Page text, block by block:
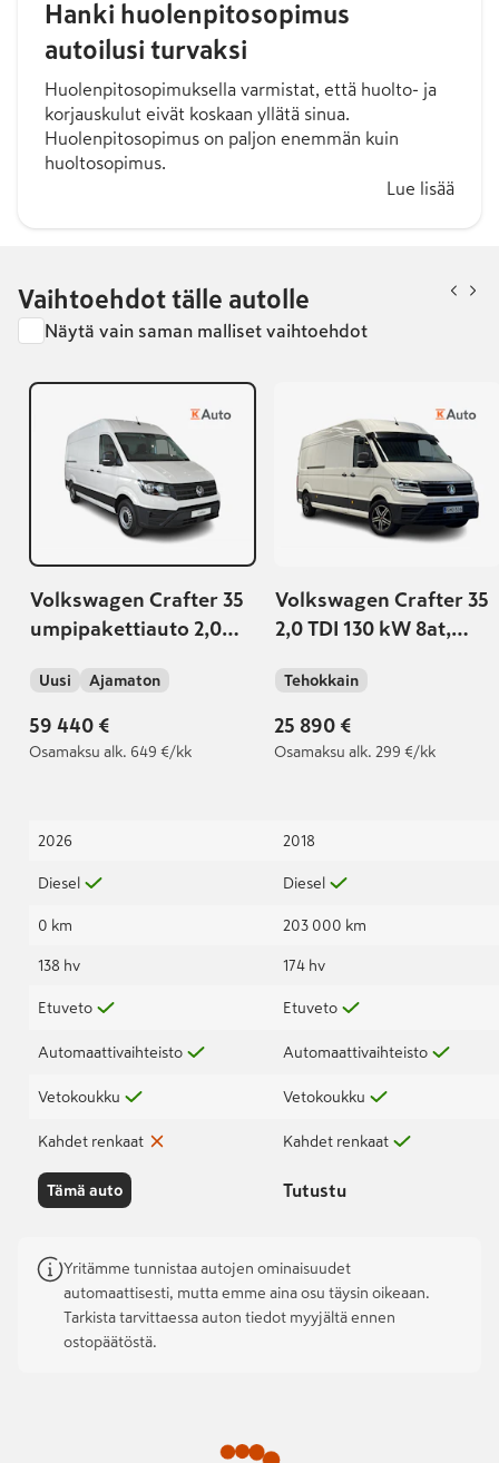
Hanki huolenpitosopimus
autoilusi turvaksi
Huolenpitosopimuksella varmistat, että huolto- ja
korjauskulut eivät koskaan yllätä sinua.
Huolenpitosopimus on paljon enemmän kuin
huoltosopimus.
Lue lisää
Vaihtoehdot tälle autolle
Näytä vain saman malliset vaihtoehdot
Volkswagen Crafter 35
umpipakettiauto 2,0
PRO
Uusi Ajamaton
59 440 €
Osamaksu alk. 649 €/kk
2026
Diesel
0 km
138 hv
Etuveto
Automaattivaihteisto
Vetokoukku
Kahdet renkaat
Tämä auto
Volkswagen Crafter 35
2,0 TDI 130 kW 8at,
Tehokkain
25 890 €
Osamaksu alk. 299 €/kk
2018
Diesel
203 000 km
174 hv
Etuveto
Automaattivaihteisto
Vetokoukku
Kahdet renkaat
Tutustu
Yritämme tunnistaa autojen ominaisuudet
automaattisesti, mutta emme aina osu täysin oikeaan.
Tarkista tarvittaessa auton tiedot myyjältä ennen
ostopäätöstä.